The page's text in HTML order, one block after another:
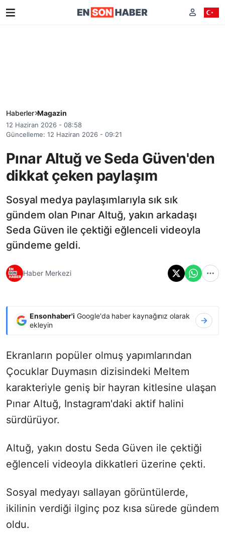
Haberler Magazin
12 Haziran 2026 - 08:58
Güncelleme: 12 Haziran 2026 - 09:21
Pınar Altuğ ve Seda Güven'den
dikkat çeken paylaşım
Sosyal medya paylaşımlarıyla sık sık
gündem olan Pınar Altuğ, yakın arkadaşı
Seda Güven ile çektiği eğlenceli videoyla
gündeme geldi.
Haber Merkezi
Ensonhaber'i Google'da haber kaynağınız olarak
ekleyin
Ekranların popüler olmuş yapımlarından
Çocuklar Duymasın dizisindeki Meltem
karakteriyle geniş bir hayran kitlesine ulaşan
Pınar Altuğ, Instagram'daki aktif halini
sürdürüyor.
Altuğ, yakın dostu Seda Güven ile çektiği
eğlenceli videoyla dikkatleri üzerine çekti.
Sosyal medyayı sallayan görüntülerde,
ikilinin verdiği ilginç poz kısa sürede gündem
oldu.